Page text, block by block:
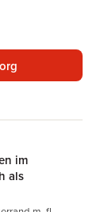
im
als